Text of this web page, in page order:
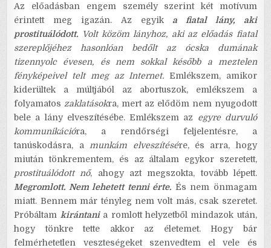
Az előadásban engem személy szerint két motívum
érintett meg igazán. Az egyika fiatal lány, aki
prostituálódott. Volt közöm lányhoz, aki az előadás fiatal
szereplőjéhez hasonlóan bedőlt az ócska dumának
tizennyolc évesen, és nem sokkal később a meztelen
fényképeivel telt meg az Internet. Emlékszem, amikor
kiderültek a múltjából az abortuszok, emlékszem a
folyamatos zaklatásokra, mert az elődöm nem nyugodott
bele a lány elveszítésébe. Emlékszem az egyre durvuló
kommunikációra, a rendőrségi feljelentésre, a
tanúskodásra, a
munkám elveszítésére, és arra, hogy
miután tönkrementem, és az általam egykor szeretett,
prostituálódott nő, ahogy azt megszokta, tovább lépett.
Megromlott. Nem lehetett tenni érte. És nem önmagam
miatt. Bennem már tényleg nem volt más, csak szeretet.
Próbáltam kirántania romlott helyzetből mindazok után,
hogy tönkre tette akkor az életemet. Hogy bár
felmérhetetlen veszteségeket szenvedtem el vele és